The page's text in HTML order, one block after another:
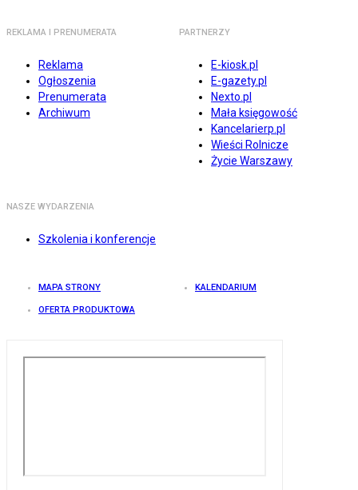
REKLAMA I PRENUMERATA
Reklama
Ogłoszenia
Prenumerata
Archiwum
PARTNERZY
E-kiosk.pl
E-gazety.pl
Nexto.pl
Mała księgowość
Kancelarierp.pl
Wieści Rolnicze
Życie Warszawy
NASZE WYDARZENIA
Szkolenia i konferencje
MAPA STRONY KALENDARIUM
OFERTA PRODUKTOWA